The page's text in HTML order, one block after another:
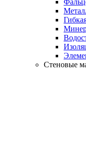
Стеновые